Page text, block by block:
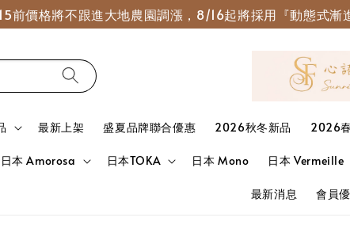
前價格將不跟進大地農園調漲，8/16起將採用『動態式漸
最新上架 盛夏品牌聯合優惠 2026秋冬新品 2026
日本 Amorosa 日本TOKA 日本 Mono 日本 Vermeille
最新消息 會員